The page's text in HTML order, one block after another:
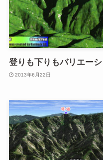
登りも下りもバリエー
2013年6月22日